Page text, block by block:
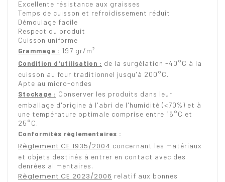
Excellente résistance aux graisses
Temps de cuisson et refroidissement réduit
Démoulage facile
Respect du produit
Cuisson uniforme
Grammage : 197 gr/m²
Condition d'utilisation : de la surgélation -40°C à la
cuisson au four traditionnel jusqu'à 200°C.
Apte au micro-ondes
Stockage : Conserver les produits dans leur
emballage d'origine à l'abri de l'humidité (<70%) et à
une température optimale comprise entre 16°C et
25°C.
Conformités réglementaires :
Règlement CE 1935/2004 concernant les matériaux
et objets destinés à entrer en contact avec des
denrées alimentaires.
Règlement CE 2023/2006 relatif aux bonnes